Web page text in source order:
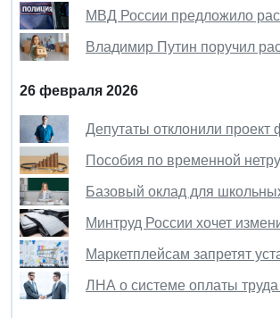
МВД России предложило
Владимир Путин поручил
26 февраля 2026
Депутаты отклонили проект
Пособия по временной
Базовый оклад для
Минтруд России хочет
Маркетплейсам запретят
ЛНА о системе оплаты